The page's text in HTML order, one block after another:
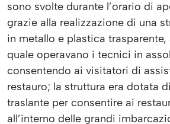
sono svolte durante l’orario di
grazie alla realizzazione di una
in metallo e plastica
quale operavano i tecnici in
consentendo ai visitatori di
restauro; la struttura era dotata
traslante per consentire ai
all’interno delle grandi